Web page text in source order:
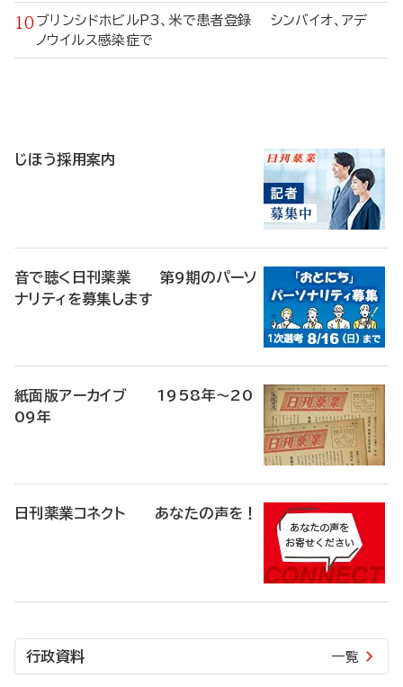
ブリンシドホビルP3、米で患者登録 シンバイオ、アデ
ノウイルス感染症で
じほう採用案内
音で聴く日刊薬業 第9期のパーソ
ナリティを募集します
紙面版アーカイブ 1958年～20
09年
日刊薬業コネクト あなたの声を！
行政資料 一覧